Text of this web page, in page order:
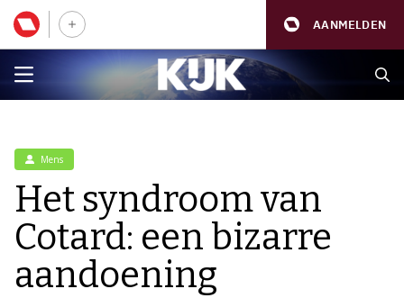
AANMELDEN
Mens
Het syndroom van
Cotard: een bizarre
aandoening